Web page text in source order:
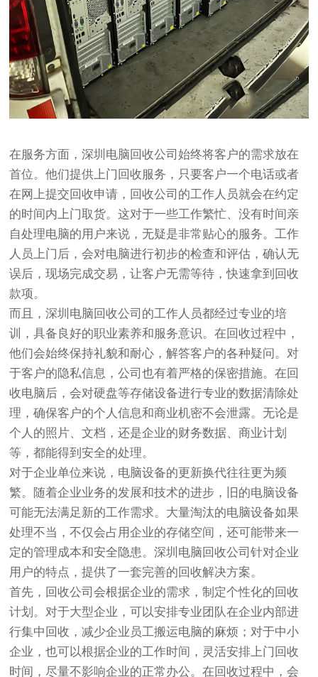
在服务方面，深圳电脑回收公司始终将客户的需求放在
首位。他们提供上门回收服务，只要客户一个电话或者
在网上提交回收申请，回收公司的工作人员就会在约定
的时间内上门取货。这对于一些工作繁忙、没有时间亲
自处理电脑的用户来说，无疑是非常贴心的服务。工作
人员上门后，会对电脑进行初步的检查和评估，确认无
误后，现场完成交易，让客户无需等待，快速拿到回收
款项。
而且，深圳电脑回收公司的工作人员都经过专业的培
训，具备良好的职业素养和服务意识。在回收过程中，
他们会始终保持礼貌和耐心，解答客户的各种疑问。对
于客户的隐私信息，公司也有着严格的保密措施。在回
收电脑后，会对硬盘等存储设备进行专业的数据清除处
理，确保客户的个人信息和商业机密不会泄露。无论是
个人的照片、文档，还是企业的财务数据、商业计划
等，都能得到安全的处理。
对于企业单位来说，电脑设备的更新换代往往更为频
繁。随着企业业务的发展和技术的进步，旧的电脑设备
可能无法满足新的工作需求。大量淘汰的电脑设备如果
处理不当，不仅会占用企业的存储空间，还可能带来一
定的管理成本和安全隐患。深圳电脑回收公司针对企业
用户的特点，提供了一套完善的回收解决方案。
首先，回收公司会根据企业的需求，制定个性化的回收
计划。对于大型企业，可以安排专业团队在企业内部进
行集中回收，减少企业员工搬运电脑的麻烦；对于中小
企业，也可以根据企业的工作时间，灵活安排上门回收
时间，尽量不影响企业的正常办公。在回收过程中，会